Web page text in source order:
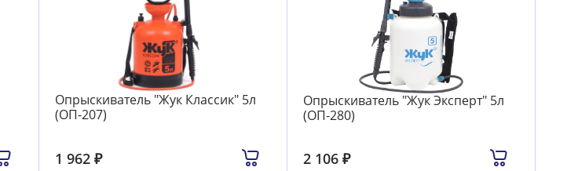
Опрыскиватель "Жук Классик" 5л
(ОП-207)
1 962 ₽
Опрыскиватель "Жук Эксперт" 5л
(ОП-280)
2 106 ₽